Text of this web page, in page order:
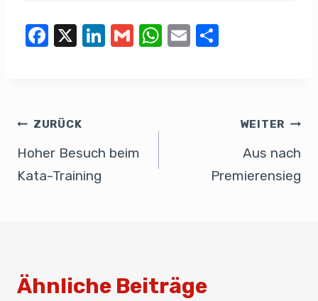
F
b
o
o
X
Li
n
G
W E
ZURÜCK
Hoher Besuch beim
Kata-Training
WEITER
Aus nach
Premierensieg
Ähnliche Beiträge